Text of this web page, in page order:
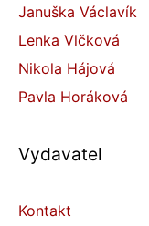
Januška Václavík
Lenka Vlčková
Nikola Hájová
Pavla Horáková
Vydavatel
Kontakt